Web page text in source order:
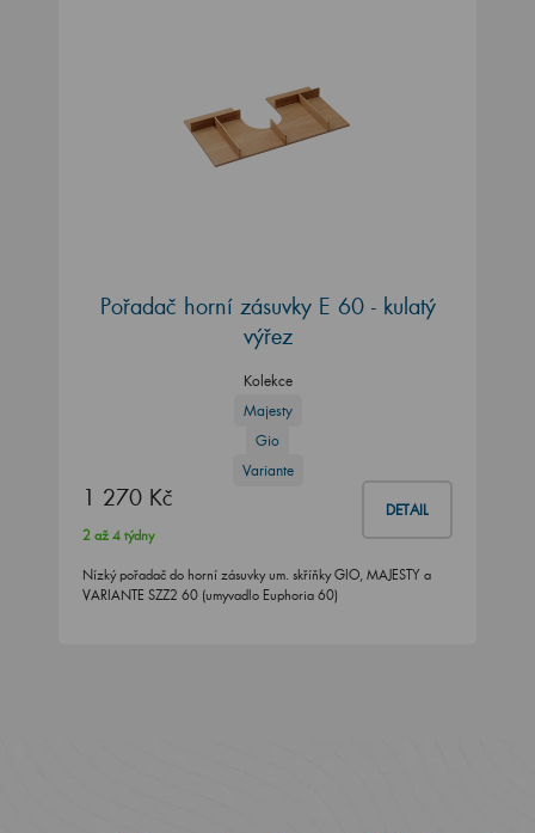
Pořadač horní zásuvky E 60 - kulatý
výřez
Kolekce
Majesty
Gio
Variante
1 270 Kč DETAIL
2 až 4 týdny
Nízký pořadač do horní zásuvky um. skříňky GIO, MAJESTY a
VARIANTE SZZ2 60 (umyvadlo Euphoria 60)